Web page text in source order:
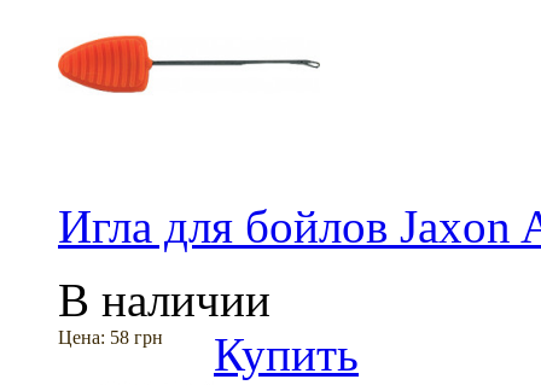
Игла для бойлов Jaxon
В наличии
Цена: 58 грн Купить